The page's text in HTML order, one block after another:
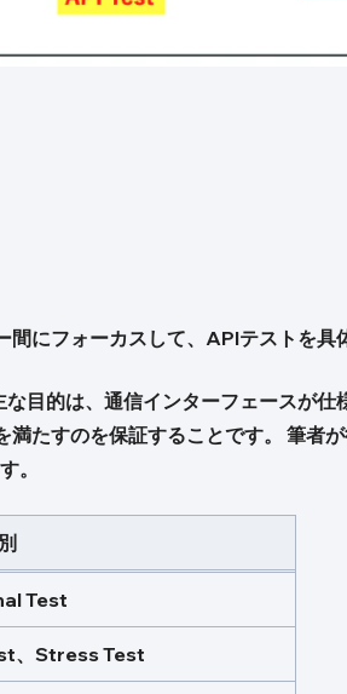
にフォーカスして、APIテストを具
目的は、通信インターフェースが仕
たすのを保証することです。 筆者
。
Test
、Stress Test